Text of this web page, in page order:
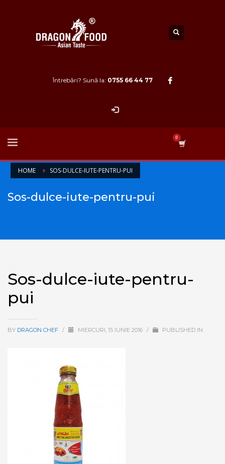
Întrebări? Sună la: 0755 66 44 77
HOME SOS-DULCE-IUTE-PENTRU-PUI
Sos-dulce-iute-pentru-pui
Sos-dulce-iute-pentru-
pui
BY DRAGON CHEF / MIERCURI, 15 IUNIE 2016 / PUBLISHED IN